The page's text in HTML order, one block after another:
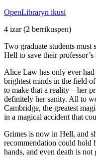
OpenLibraryn ikusi
4 izar(2 berrikuspen)
Two graduate students
Hell to save their
Alice Law has only ever
brightest minds in the field
to make that a reality—her
definitely her sanity. All to
Cambridge, the greatest
in a magical accident that
Grimes is now in Hell, and
recommendation could hold
hands, and even death is